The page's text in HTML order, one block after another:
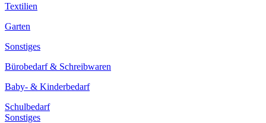
Textilien
Garten
Sonstiges
Bürobedarf & Schreibwaren
Baby- & Kinderbedarf
Schulbedarf
Sonstiges